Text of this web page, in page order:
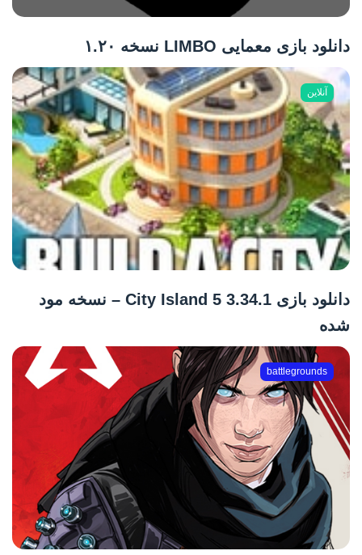
دانلود بازی معمایی LIMBO نسخه ۱.۲۰
آنلاین
دانلود بازی City Island 5 3.34.1 – نسخه مود
شده
battlegrounds